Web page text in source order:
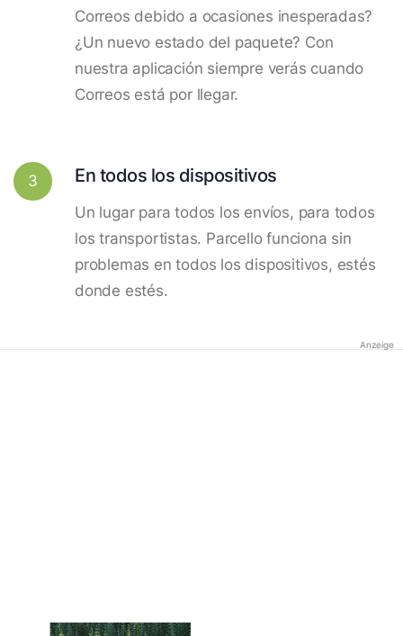
Correos debido a ocasiones inesperadas?
¿Un nuevo estado del paquete? Con
nuestra aplicación siempre verás cuando
Correos está por llegar.
3 En todos los dispositivos
Un lugar para todos los envíos, para todos
los transportistas. Parcello funciona sin
problemas en todos los dispositivos, estés
donde estés.
Anzeige